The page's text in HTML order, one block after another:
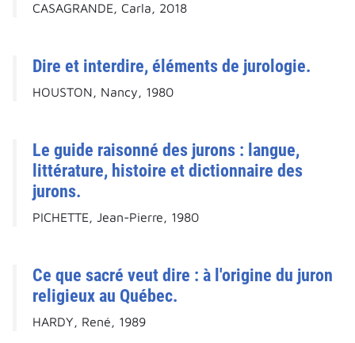
CASAGRANDE, Carla, 2018
Dire et interdire, éléments de jurologie.
HOUSTON, Nancy, 1980
Le guide raisonné des jurons : langue,
littérature, histoire et dictionnaire des
jurons.
PICHETTE, Jean-Pierre, 1980
Ce que sacré veut dire : à l'origine du juron
religieux au Québec.
HARDY, René, 1989